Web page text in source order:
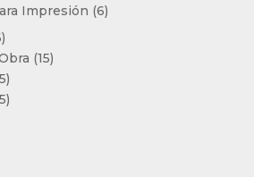
productos
Impresión 66
16
productos
1515
15
productos
15